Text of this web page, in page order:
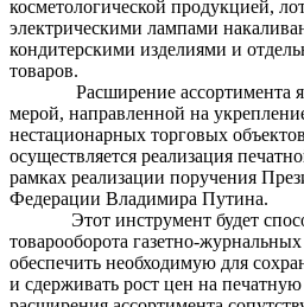
косметологической продукцией,
электрическими лампами
кондитерскими изделиями и
товаров.
Расширение ассортимента
мерой, направленной на
нестационарных торговых
осуществляется реализация
рамках реализации поручения
Федерации Владимира Путина.
Этот инструмент будет
товарооборота газетно-
обеспечить необходимую для
и сдерживать рост цен на